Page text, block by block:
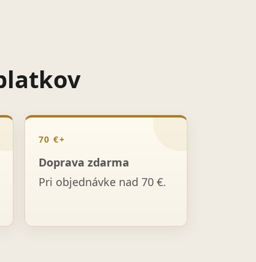
70 €+
Doprava zdarma
Pri objednávke nad 70 €.